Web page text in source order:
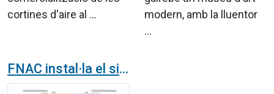
cortines d'aire al ...
modern, amb la lluentor
...
FNAC instal·la el sistema de cortines d'aire DAM TWIN